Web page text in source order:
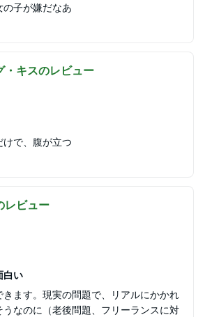
子が嫌だなあ
・キスのレビュー
で、腹が立つ
レビュー
白い
ます。現実の問題で、リアルにかかれ
なのに（老後問題、フリーランスに対